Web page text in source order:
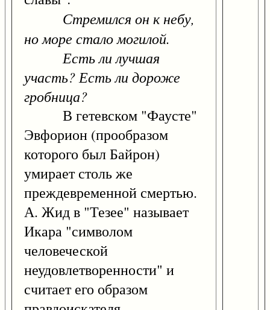
Стремился он к небу,
но море стало могилой.
Есть ли лучшая
участь? Есть ли дороже
гробница?
В гетевском "Фаусте"
Эвфорион (прообразом
которого был Байрон)
умирает столь же
преждевременной смертью.
А. Жид в "Тезее" называет
Икара "символом
человеческой
неудовлетворенности" и
считает его образом